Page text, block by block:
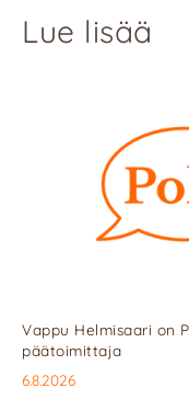
Lue lisää
Vappu Helmisaari on
päätoimittaja
6.8.2026